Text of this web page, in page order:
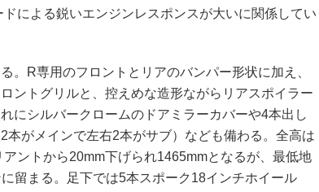
による鋭いエンジンレスポンスが大いに関係してい
。R専用のフロントとリアのバンパー形状に加え、
ントグリルと、控えめな造形ながらリアスポイラー
にシルバークロームのドアミラーカバーや4本出し
本がメインで左右2本がサブ）なども備わる。全高は
ントから20mm下げられ1465mmとなるが、最低地
に留まる。足下では5本スポーク18インチホイール